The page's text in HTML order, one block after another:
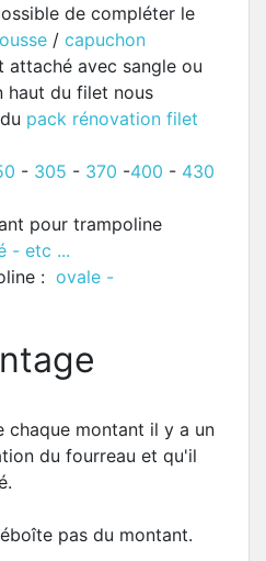
de compléter le
/ capuchon
attaché avec sangle ou
haut du filet nous
pack rénovation filet
- 305 - 370 -400 - 430
pour trampoline
- etc ...
: ovale -
chaque montant il y a un
du fourreau et qu'il
pas du montant.